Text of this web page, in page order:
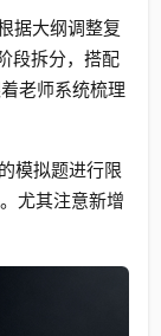
据大纲调整复
段拆分，搭配
老师系统梳理
模拟题进行限
尤其注意新增